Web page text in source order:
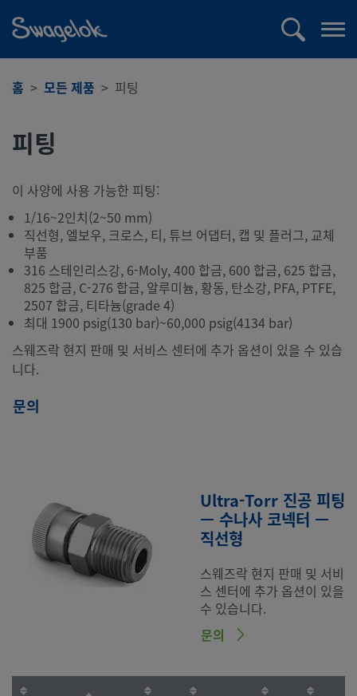
홈 모든 제품 피팅
피팅
이 사양에 사용 가능한 피팅:
1/16~2인치(2~50 mm)
직선형, 엘보우, 크로스, 티, 튜브 어댑터, 캡 및 플러그, 교체
부품
316 스테인리스강, 6-Moly, 400 합금, 600 합금, 625 합금,
825 합금, C-276 합금, 알루미늄, 황동, 탄소강, PFA, PTFE,
2507 합금, 티타늄(grade 4)
최대 1900 psig(130 bar)~60,000 psig(4134 bar)
스웨즈락 현지 판매 및 서비스 센터에 추가 옵션이 있을 수 있습
니다.
문의
Ultra-Torr 진공 피팅
— 수나사 코넥터 —
직선형
스웨즈락 현지 판매 및 서비
스 센터에 추가 옵션이 있을
수 있습니다.
문의